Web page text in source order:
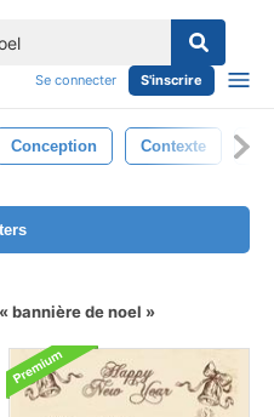
Se connecter S'inscrire
Conception Contexte
bannière de noel